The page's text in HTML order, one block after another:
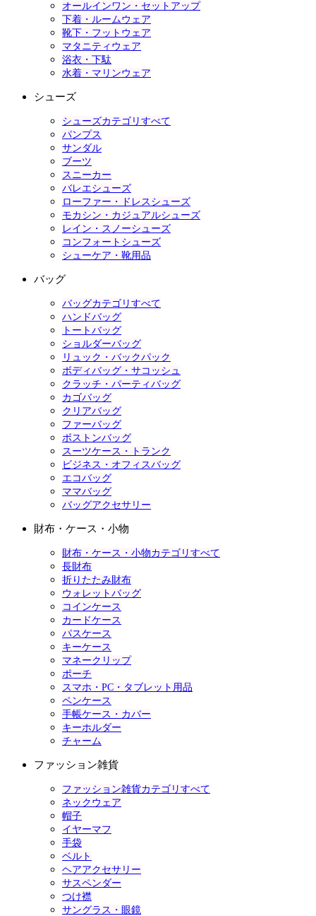
オールインワン・セットアップ
下着・ルームウェア
靴下・フットウェア
マタニティウェア
浴衣・下駄
水着・マリンウェア
シューズ
シューズカテゴリすべて
パンプス
サンダル
ブーツ
スニーカー
バレエシューズ
ローファー・ドレスシューズ
モカシン・カジュアルシューズ
レイン・スノーシューズ
コンフォートシューズ
シューケア・靴用品
バッグ
バッグカテゴリすべて
ハンドバッグ
トートバッグ
ショルダーバッグ
リュック・バックパック
ボディバッグ・サコッシュ
クラッチ・パーティバッグ
カゴバッグ
クリアバッグ
ファーバッグ
ボストンバッグ
スーツケース・トランク
ビジネス・オフィスバッグ
エコバッグ
ママバッグ
バッグアクセサリー
財布・ケース・小物
財布・ケース・小物カテゴリすべて
長財布
折りたたみ財布
ウォレットバッグ
コインケース
カードケース
パスケース
キーケース
マネークリップ
ポーチ
スマホ・PC・タブレット用品
ペンケース
手帳ケース・カバー
キーホルダー
チャーム
ファッション雑貨
ファッション雑貨カテゴリすべて
ネックウェア
帽子
イヤーマフ
手袋
ベルト
ヘアアクセサリー
サスペンダー
つけ襟
サングラス・眼鏡